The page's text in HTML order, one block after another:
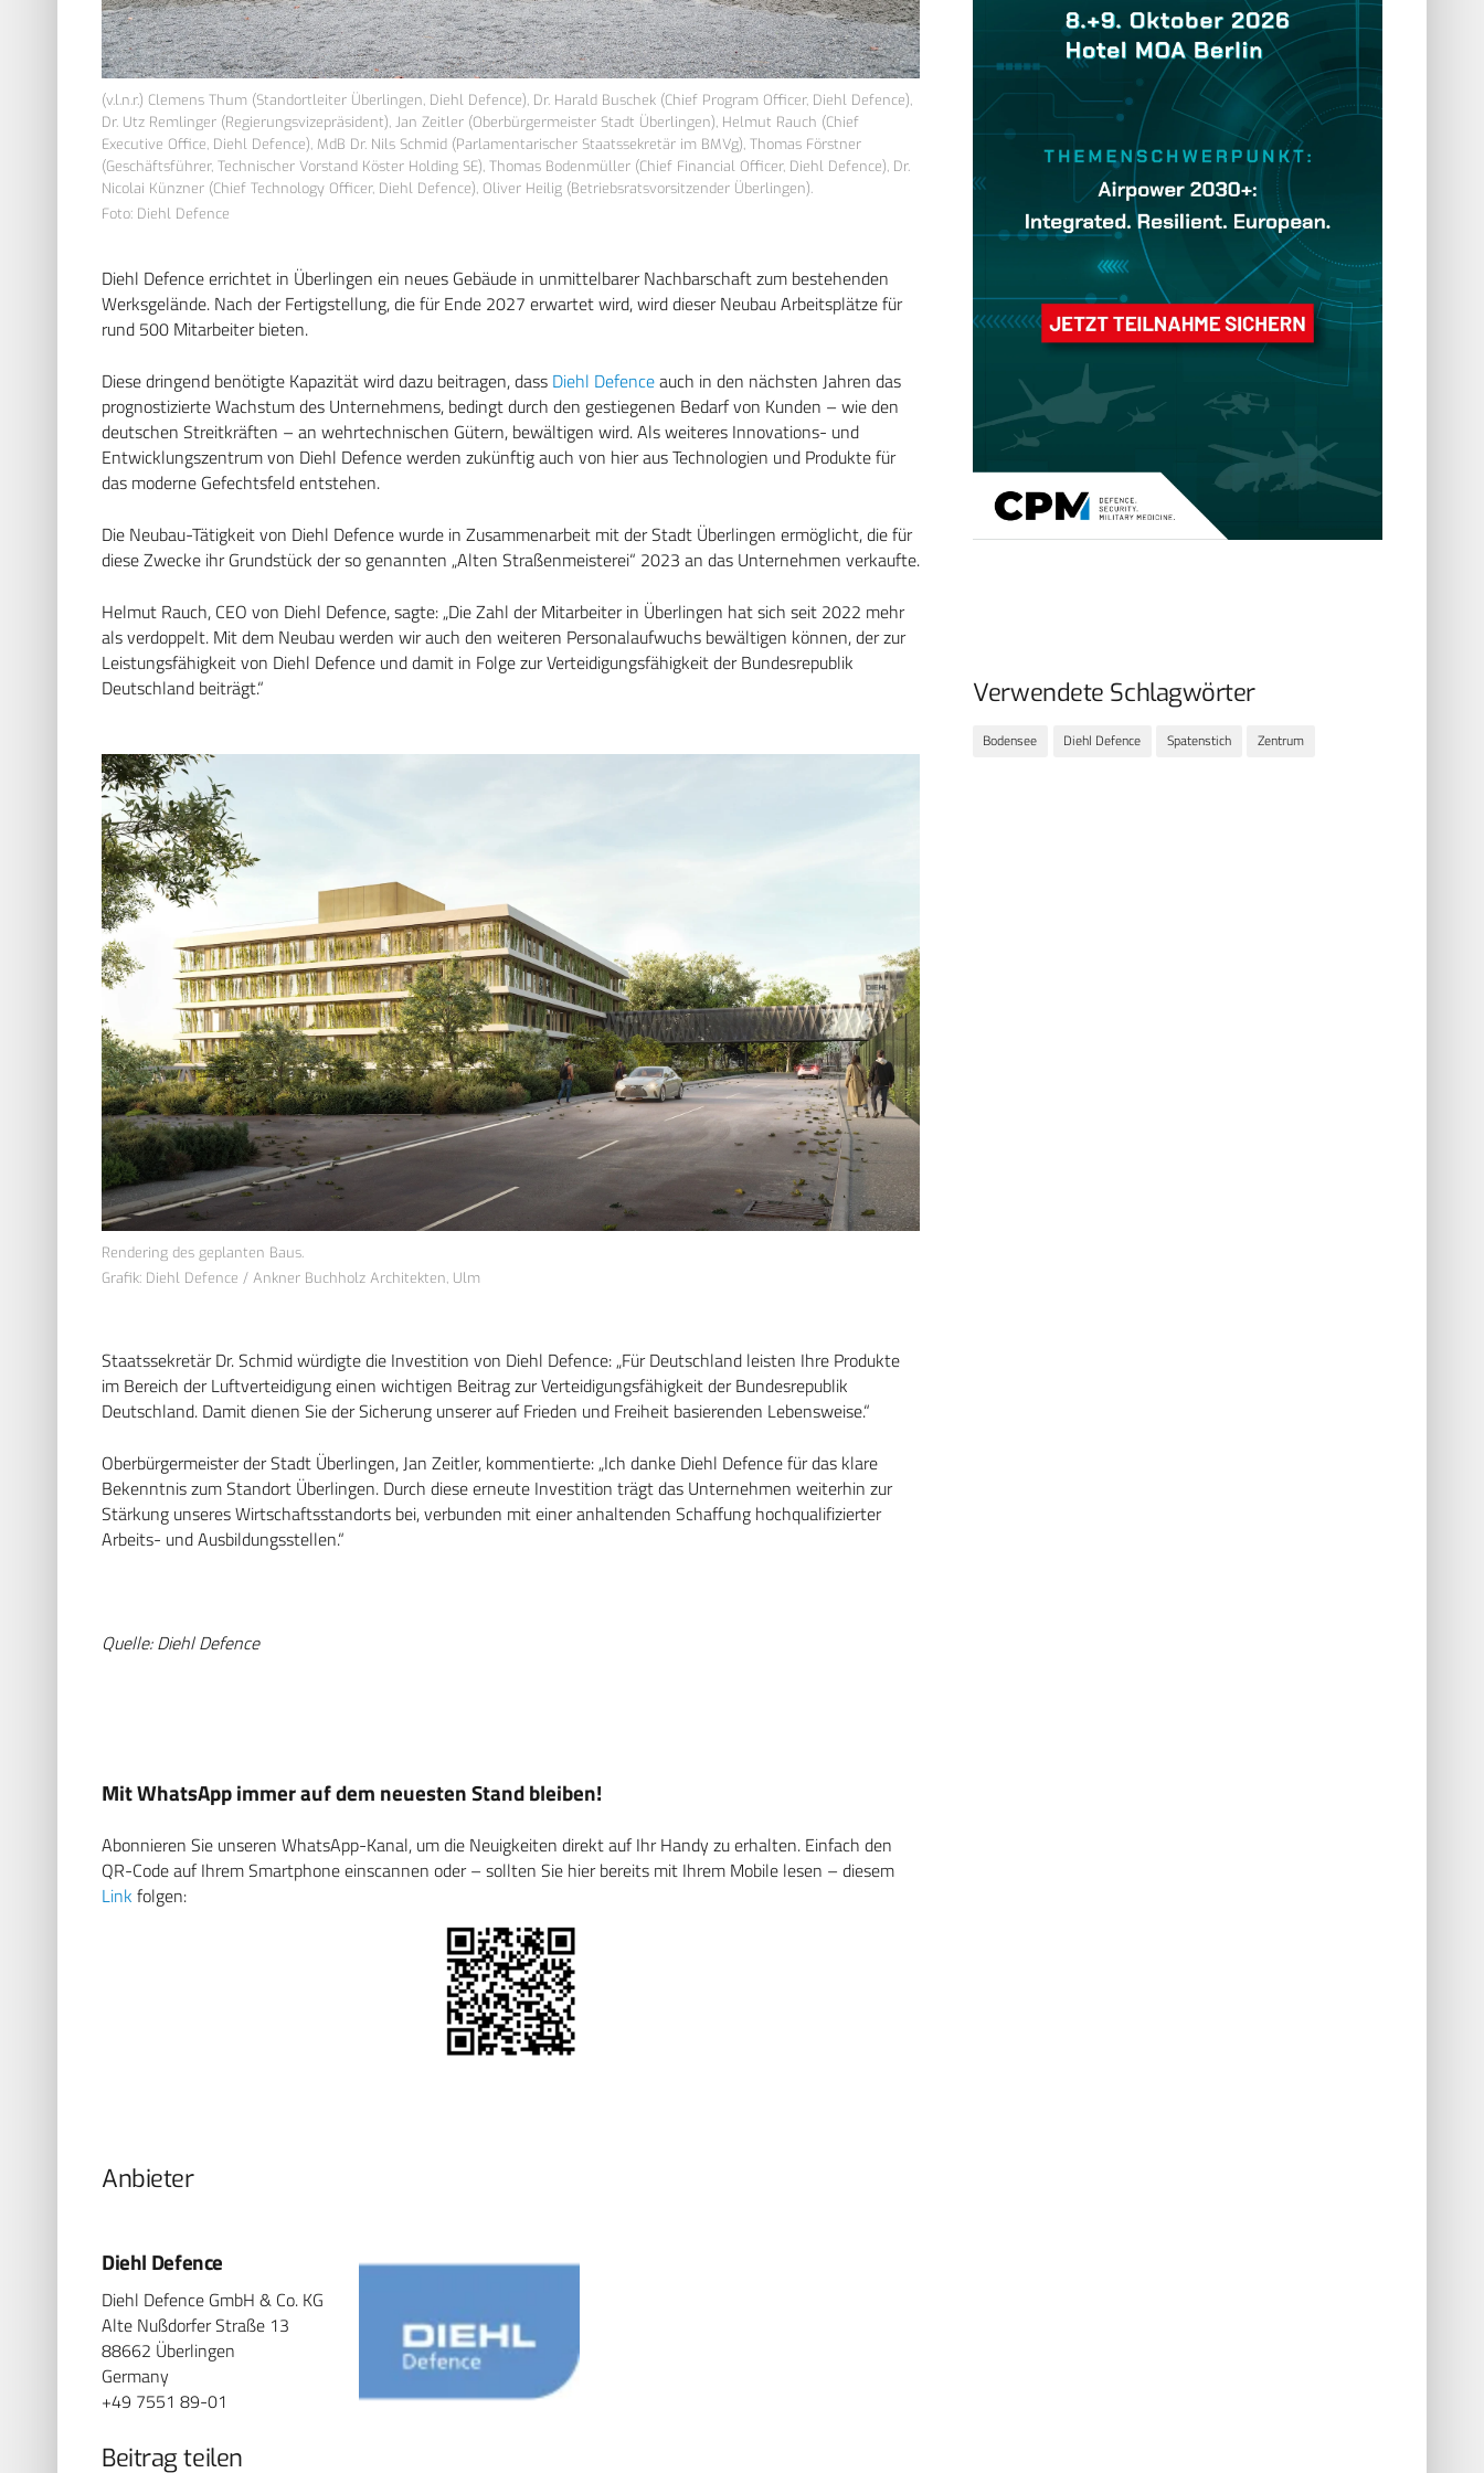
(v.l.n.r.) Clemens Thum (Standortleiter Überlingen, Diehl Defence), Dr. Harald Buschek (Chief Program Officer, Diehl Defence),
Dr. Utz Remlinger (Regierungsvizepräsident), Jan Zeitler (Oberbürgermeister Stadt Überlingen), Helmut Rauch (Chief
Executive Office, Diehl Defence), MdB Dr. Nils Schmid (Parlamentarischer Staatssekretär im BMVg), Thomas Förstner
(Geschäftsführer, Technischer Vorstand Köster Holding SE), Thomas Bodenmüller (Chief Financial Officer, Diehl Defence), Dr.
Nicolai Künzner (Chief Technology Officer, Diehl Defence), Oliver Heilig (Betriebsratsvorsitzender Überlingen).
Foto: Diehl Defence
Diehl Defence errichtet in Überlingen ein neues Gebäude in unmittelbarer Nachbarschaft zum bestehenden
Werksgelände. Nach der Fertigstellung, die für Ende 2027 erwartet wird, wird dieser Neubau Arbeitsplätze für
rund 500 Mitarbeiter bieten.
Diese dringend benötigte Kapazität wird dazu beitragen, dass Diehl Defenceauch in den nächsten Jahren das
prognostizierte Wachstum des Unternehmens, bedingt durch den gestiegenen Bedarf von Kunden – wie den
deutschen Streitkräften – an wehrtechnischen Gütern, bewältigen wird. Als weiteres Innovations- und
Entwicklungszentrum von Diehl Defence werden zukünftig auch von hier aus Technologien und Produkte für
das moderne Gefechtsfeld entstehen.
Die Neubau-Tätigkeit von Diehl Defence wurde in Zusammenarbeit mit der Stadt Überlingen ermöglicht, die für
diese Zwecke ihr Grundstück der so genannten „Alten Straßenmeisterei“ 2023 an das Unternehmen verkaufte.
Helmut Rauch, CEO von Diehl Defence, sagte: „Die Zahl der Mitarbeiter in Überlingen hat sich seit 2022 mehr
als verdoppelt. Mit dem Neubau werden wir auch den weiteren Personalaufwuchs bewältigen können, der zur
Leistungsfähigkeit von Diehl Defence und damit in Folge zur Verteidigungsfähigkeit der Bundesrepublik
Deutschland beiträgt.“
Rendering des geplanten Baus.
Grafik: Diehl Defence / Ankner Buchholz Architekten, Ulm
Staatssekretär Dr. Schmid würdigte die Investition von Diehl Defence: „Für Deutschland leisten Ihre Produkte
im Bereich der Luftverteidigung einen wichtigen Beitrag zur Verteidigungsfähigkeit der Bundesrepublik
Deutschland. Damit dienen Sie der Sicherung unserer auf Frieden und Freiheit basierenden Lebensweise.“
Oberbürgermeister der Stadt Überlingen, Jan Zeitler, kommentierte: „Ich danke Diehl Defence für das klare
Bekenntnis zum Standort Überlingen. Durch diese erneute Investition trägt das Unternehmen weiterhin zur
Stärkung unseres Wirtschaftsstandorts bei, verbunden mit einer anhaltenden Schaffung hochqualifizierter
Arbeits- und Ausbildungsstellen.“
Quelle: Diehl Defence
Mit WhatsApp immer auf dem neuesten Stand bleiben!
Abonnieren Sie unseren WhatsApp-Kanal, um die Neuigkeiten direkt auf Ihr Handy zu erhalten. Einfach den
QR-Code auf Ihrem Smartphone einscannen oder – sollten Sie hier bereits mit Ihrem Mobile lesen – diesem
Link folgen:
Anbieter
Diehl Defence
Diehl Defence GmbH & Co. KG
Alte Nußdorfer Straße 13
88662 Überlingen
Germany
+49 7551 89-01
Beitrag teilen
Verwendete Schlagwörter
Bodensee Diehl Defence Spatenstich Zentrum